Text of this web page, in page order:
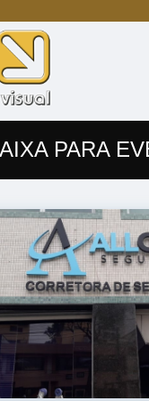
PARA